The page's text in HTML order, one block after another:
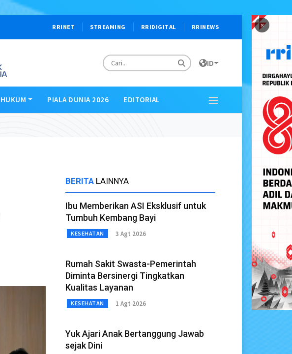
×
RRINET STREAMING RRIDIGITAL RRINEWS
ID
HUKUM PIALA DUNIA 2026 EDITORIAL
BERITA LAINNYA
Ibu Memberikan ASI Eksklusif untuk
Tumbuh Kembang Bayi
KESEHATAN 3 Agt 2026
Rumah Sakit Swasta-Pemerintah
Diminta Bersinergi Tingkatkan
Kualitas Layanan
KESEHATAN 1 Agt 2026
Yuk Ajari Anak Bertanggung Jawab
sejak Dini